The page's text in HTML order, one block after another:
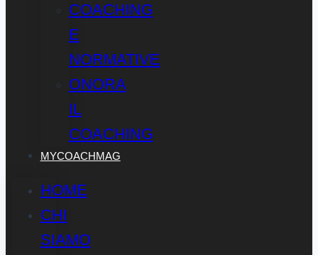
COACHING
E
NORMATIVE
ONORA
IL
COACHING
MYCOACHMAG
HOME
CHI
SIAMO